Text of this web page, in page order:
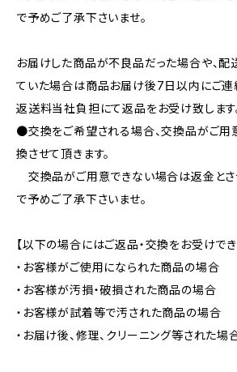
で予めご了承下さいませ。
お届けした商品が不良品だった場合や、
ていた場合は商品お届け後7日以内にご連
返送料当社負担にて返品をお受け致します
●交換をご希望される場合、交換品がご用
換させて頂きます。
交換品がご用意できない場合は返金とさ
で予めご了承下さいませ。
【以下の場合にはご返品・交換をお受けでき
・お客様がご使用になられた商品の場合
・お客様が汚損・破損された商品の場合
・お客様が試着等で汚された商品の場合
・お届け後、修理、クリーニング等された場